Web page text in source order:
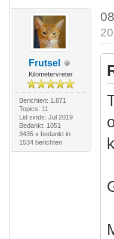
Frutsel
Kilometervreter
Berichten: 1.871
Topics: 11
Lid sinds: Jul 2019
Bedankt: 1051
3435 x bedankt in
1534 berichten